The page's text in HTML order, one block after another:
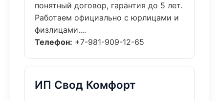
понятный договор, гарантия до 5 лет.
Работаем официально с юрлицами и
физлицами....
Телефон: +7-981-909-12-65
ИП Свод Комфорт